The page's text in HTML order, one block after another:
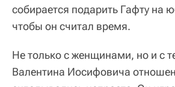
собирается подарить Гафту на
чтобы он считал время.
Не только с женщинами, но и с
Валентина Иосифовича